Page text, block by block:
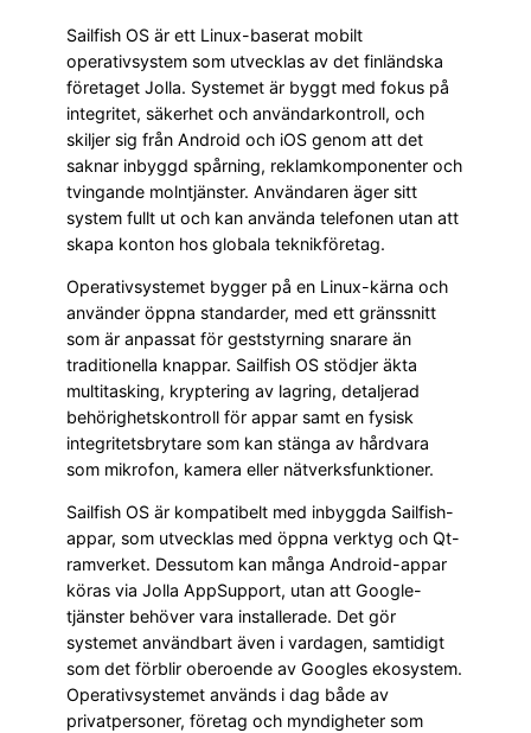
Sailfish OS är ett Linux-baserat mobilt
operativsystem som utvecklas av det finländska
företaget Jolla. Systemet är byggt med fokus på
integritet, säkerhet och användarkontroll, och
skiljer sig från Android och iOS genom att det
saknar inbyggd spårning, reklamkomponenter och
tvingande molntjänster. Användaren äger sitt
system fullt ut och kan använda telefonen utan att
skapa konton hos globala teknikföretag.
Operativsystemet bygger på en Linux-kärna och
använder öppna standarder, med ett gränssnitt
som är anpassat för geststyrning snarare än
traditionella knappar. Sailfish OS stödjer äkta
multitasking, kryptering av lagring, detaljerad
behörighetskontroll för appar samt en fysisk
integritetsbrytare som kan stänga av hårdvara
som mikrofon, kamera eller nätverksfunktioner.
Sailfish OS är kompatibelt med inbyggda Sailfish-
appar, som utvecklas med öppna verktyg och Qt-
ramverket. Dessutom kan många Android-appar
köras via Jolla AppSupport, utan att Google-
tjänster behöver vara installerade. Det gör
systemet användbart även i vardagen, samtidigt
som det förblir oberoende av Googles ekosystem.
Operativsystemet används i dag både av
privatpersoner, företag och myndigheter som